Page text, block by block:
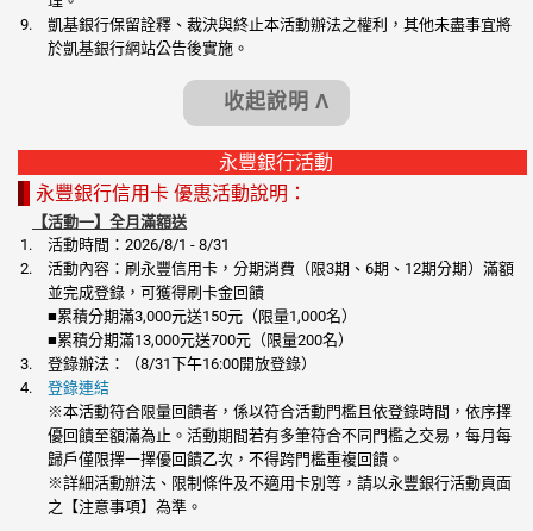
凱基銀行保留詮釋、裁決與終止本活動辦法之權利，其他未盡事宜將
於凱基銀行網站公告後實施。
收起說明 Λ
永豐銀行活動
永豐銀行信用卡 優惠活動說明：
【活動一】全月滿額送
活動時間：2026/8/1 - 8/31
活動內容：刷永豐信用卡，分期消費（限3期、6期、12期分期）滿額
並完成登錄，可獲得刷卡金回饋
■累積分期滿3,000元送150元（限量1,000名）
■累積分期滿13,000元送700元（限量200名）
登錄辦法：（8/31下午16:00開放登錄）
登錄連結
※本活動符合限量回饋者，係以符合活動門檻且依登錄時間，依序擇
優回饋至額滿為止。活動期間若有多筆符合不同門檻之交易，每月每
歸戶僅限擇一擇優回饋乙次，不得跨門檻重複回饋。
※詳細活動辦法、限制條件及不適用卡別等，請以永豐銀行活動頁面
之【注意事項】為準。